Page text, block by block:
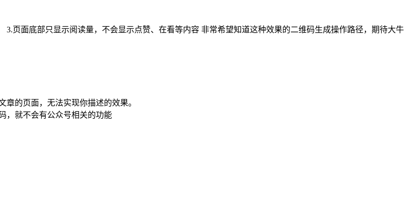
页面底部只显示阅读量，不会显示点赞、在看等内容 非常希望知道这种效果的二维码生成操作路径，期待大牛
的页面，无法实现你描述的效果。
，就不会有公众号相关的功能